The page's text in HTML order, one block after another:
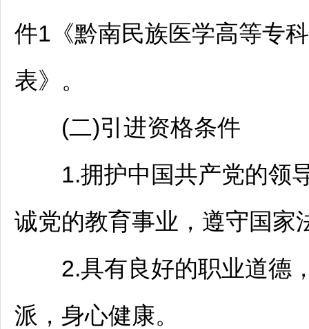
件1《黔南民族医学高等专
表》。
(二)引进资格条件
1.拥护中国共产党的领导
诚党的教育事业，遵守国家
2.具有良好的职业道德，
派，身心健康。